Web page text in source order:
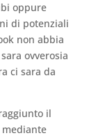
oppure
di potenziali
non abbia
ovverosia
ci sara da
il